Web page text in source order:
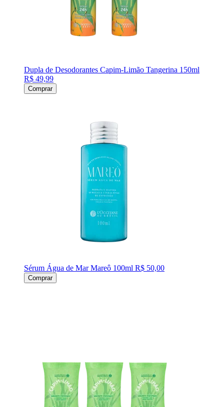
Dupla de Desodorantes Capim-Limão Tangerina 150ml
R$ 49,99
Comprar
Sérum Água de Mar Mareô 100ml R$ 50,00
Comprar